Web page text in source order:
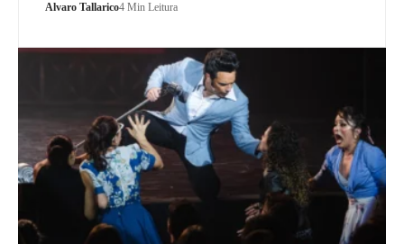
Alvaro Tallarico4 Min Leitura